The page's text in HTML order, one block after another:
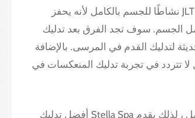
منتجع صحي ستيلا في مارينا. يوفر التدليك المنعكس بالقرب من JLT & JBR نشاطًا للجسم بالكامل لأنه يحفز
الجسم. سوف تجد الفرق بعد تدليك
لتدليك القدم في المرسى. بالإضافة
لا تتردد في تجربة تدليك المنعكسات في
يوجد اليوم الكثير من مراكز التدليك في دبي ولكن عليك أن تختار الأفضل ، لذلك يقدم Stella Spa أفضل تدليك